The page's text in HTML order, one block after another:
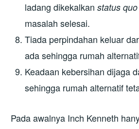
ladang dikekalkanstatus quo
masalah selesai.
Tiada perpindahan keluar
ada sehingga rumah
Keadaan kebersihan dijaga
sehingga rumah alternatif
Pada awalnya Inch Kenneth